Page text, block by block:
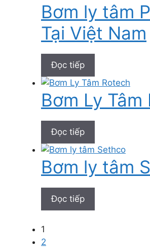
Bơm ly tâm
Tại Việt Nam
Đọc tiếp
Bơm Ly Tâm
Đọc tiếp
Bơm ly tâm
Đọc tiếp
1
2